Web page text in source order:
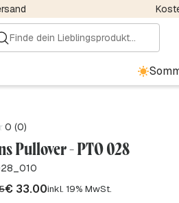
0 (0)
Pullover - PTO 028
€33.00inkl. 19% MwSt.